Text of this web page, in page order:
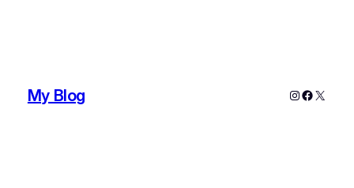
My Blog Instagram
X